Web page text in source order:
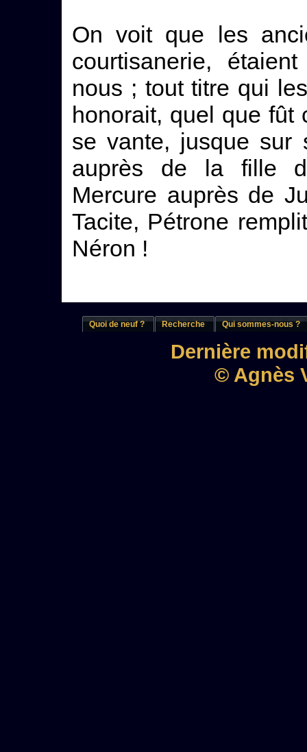
On voit que les
courtisanerie,
nous ; tout titre qui
honorait, quel que fût
se vante, jusque sur
auprès de la fille
Mercure auprès de
Tacite, Pétrone
Néron !
Quoi de neuf ? Recherche Qui sommes-nous ?
Dernière
© Agnès